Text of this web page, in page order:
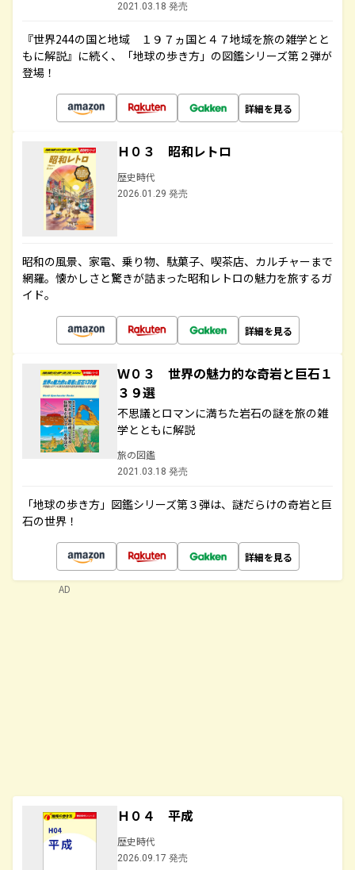
2021.03.18 発売
『世界244の国と地域 １９７ヵ国と４７地域を旅の雑学とと
もに解説』に続く、「地球の歩き方」の図鑑シリーズ第２弾が
登場！
詳細を見る
Ｈ０３ 昭和レトロ
歴史時代
2026.01.29 発売
昭和の風景、家電、乗り物、駄菓子、喫茶店、カルチャーまで
網羅。懐かしさと驚きが詰まった昭和レトロの魅力を旅するガ
イド。
詳細を見る
Ｗ０３ 世界の魅力的な奇岩と巨石１
３９選
不思議とロマンに満ちた岩石の謎を旅の雑
学とともに解説
旅の図鑑
2021.03.18 発売
「地球の歩き方」図鑑シリーズ第３弾は、謎だらけの奇岩と巨
石の世界！
詳細を見る
Ｈ０４ 平成
歴史時代
2026.09.17 発売
AD